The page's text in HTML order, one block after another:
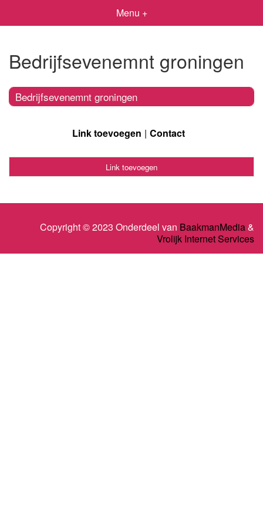
Menu +
Bedrijfsevenemnt groningen
Bedrijfsevenemnt groningen
Link toevoegen Contact
Link toevoegen
Copyright © 2023 Onderdeel van BaakmanMedia&
Vrolijk Internet Services